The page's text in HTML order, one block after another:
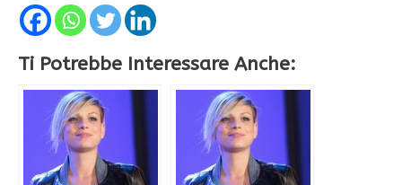
Ti Potrebbe Interessare Anche: